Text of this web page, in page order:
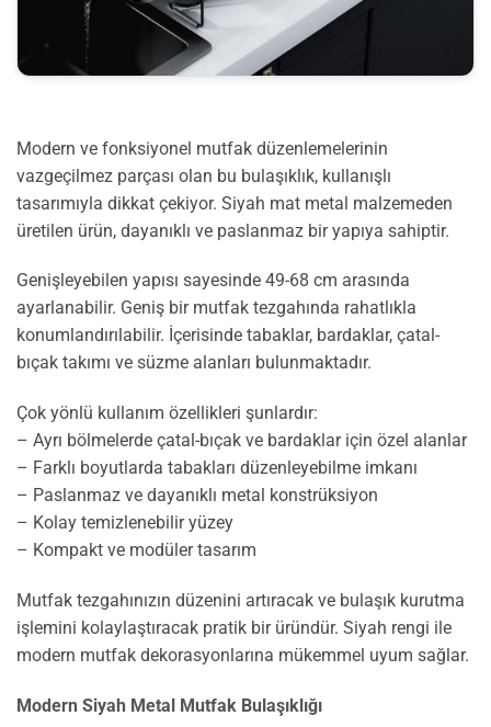
Modern ve fonksiyonel mutfak düzenlemelerinin
vazgeçilmez parçası olan bu bulaşıklık, kullanışlı
tasarımıyla dikkat çekiyor. Siyah mat metal malzemeden
üretilen ürün, dayanıklı ve paslanmaz bir yapıya sahiptir.
Genişleyebilen yapısı sayesinde 49-68 cm arasında
ayarlanabilir. Geniş bir mutfak tezgahında rahatlıkla
konumlandırılabilir. İçerisinde tabaklar, bardaklar, çatal-
bıçak takımı ve süzme alanları bulunmaktadır.
Çok yönlü kullanım özellikleri şunlardır:
– Ayrı bölmelerde çatal-bıçak ve bardaklar için özel alanlar
– Farklı boyutlarda tabakları düzenleyebilme imkanı
– Paslanmaz ve dayanıklı metal konstrüksiyon
– Kolay temizlenebilir yüzey
– Kompakt ve modüler tasarım
Mutfak tezgahınızın düzenini artıracak ve bulaşık kurutma
işlemini kolaylaştıracak pratik bir üründür. Siyah rengi ile
modern mutfak dekorasyonlarına mükemmel uyum sağlar.
Modern Siyah Metal Mutfak Bulaşıklığı